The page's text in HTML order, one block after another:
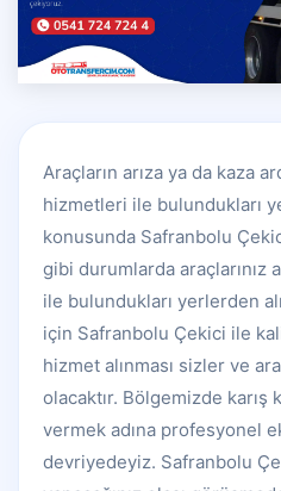
Araçların arıza ya da kaza
hizmetleri ile bulundukları
konusunda Safranbolu
gibi durumlarda araçlarınız
ile bulundukları yerlerden
için Safranbolu Çekici ile
hizmet alınması sizler ve
olacaktır. Bölgemizde karış
vermek adına profesyonel
devriyedeyiz. Safranbolu